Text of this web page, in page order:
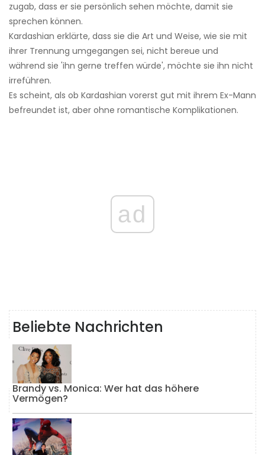
zugab, dass er sie persönlich sehen möchte, damit sie
sprechen können.
Kardashian erklärte, dass sie die Art und Weise, wie sie mit
ihrer Trennung umgegangen sei, nicht bereue und
während sie 'ihn gerne treffen würde', möchte sie ihn nicht
irreführen.
Es scheint, als ob Kardashian vorerst gut mit ihrem Ex-Mann
befreundet ist, aber ohne romantische Komplikationen.
ad
Beliebte Nachrichten
Brandy vs. Monica: Wer hat das höhere
Vermögen?